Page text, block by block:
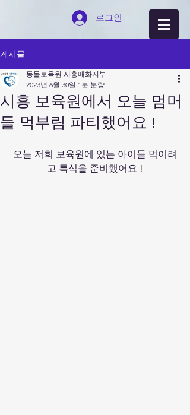
로그인
게시물
시흥 보육원에서 오늘 멈머
들 먹부림 파티했어요 !
동물보육원 시흥매화지부
2023년 6월 30일 1분 분량
오늘 저희 보육원에 있는 아이들 먹이려
고 특식을 준비했어요 !